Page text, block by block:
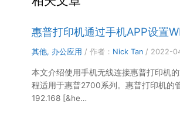
惠普打印机通过手机APP设置
其他, 办公应用 / 作者： Nick Tan / 2022-
本文介绍使用手机无线连接惠普打印机
程适用于惠普2700系列。惠普打印机的
192.168 [&he…